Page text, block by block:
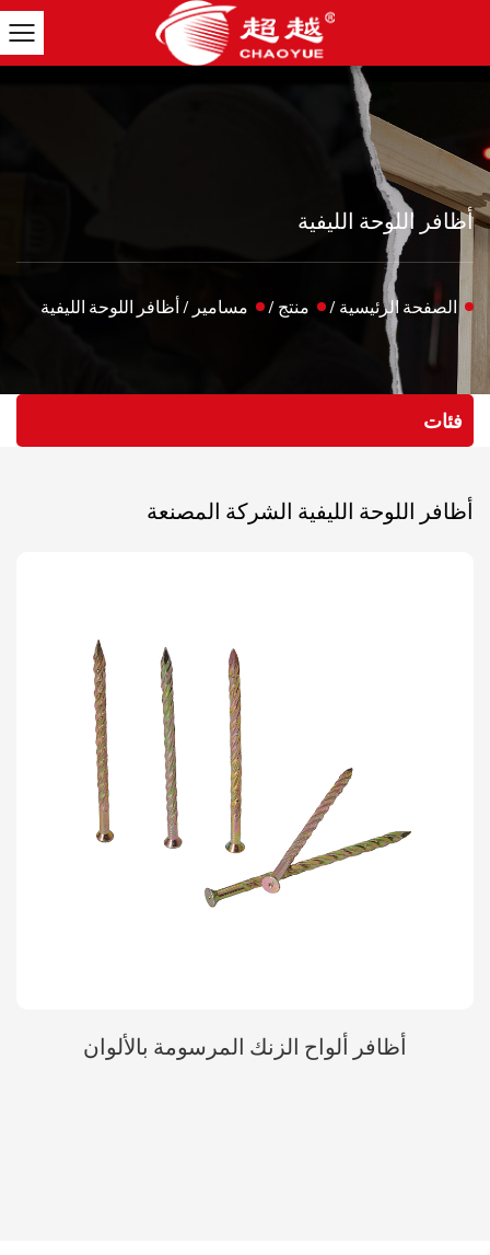
أظافر اللوحة الليفية
الصفحة الرئيسية / منتج / مسامير / أظافر اللوحة الليفية
فئات
أظافر اللوحة الليفية الشركة المصنعة
أظافر ألواح الزنك المرسومة بالألوان